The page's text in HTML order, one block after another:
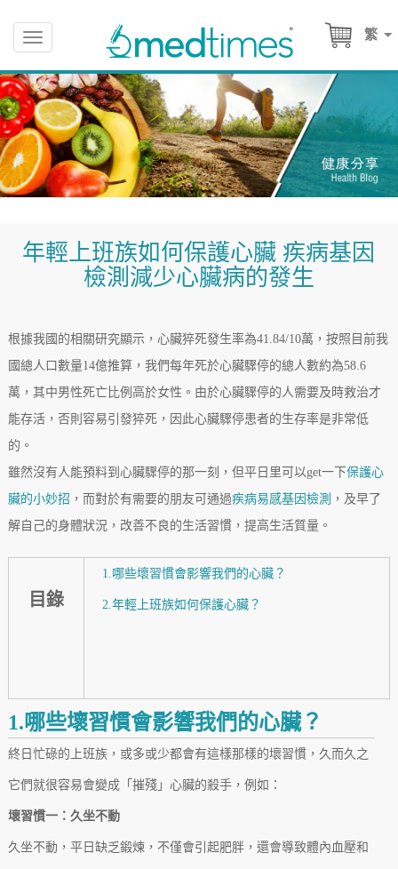
繁
Toggle
navigation
年輕上班族如何保護心臟 疾病基因
檢測減少心臟病的發生
根據我國的相關研究顯示，心臟猝死發生率為41.84/10萬，按照目前我
國總人口數量14億推算，我們每年死於心臟驟停的總人數約為58.6
萬，其中男性死亡比例高於女性。由於心臟驟停的人需要及時救治才
能存活，否則容易引發猝死，因此心臟驟停患者的生存率是非常低
的。
雖然沒有人能預料到心臟驟停的那一刻，但平日里可以get一下保護心
臟的小妙招 ，而對於有需要的朋友可通過疾病易感基因檢測 ，及早了
解自己的身體狀況，改善不良的生活習慣，提高生活質量。
目錄
1.哪些壞習慣會影響我們的心臟？
2.年輕上班族如何保護心臟？
1.哪些壞習慣會影響我們的心臟？
終日忙碌的上班族，或多或少都會有這樣那樣的壞習慣，久而久之
它們就很容易會變成「摧殘」心臟的殺手，例如：
壞習慣一：久坐不動
久坐不動，平日缺乏鍛煉，不僅會引起肥胖，還會導致體內血壓和